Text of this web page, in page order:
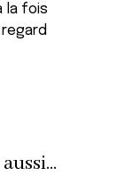
la fois